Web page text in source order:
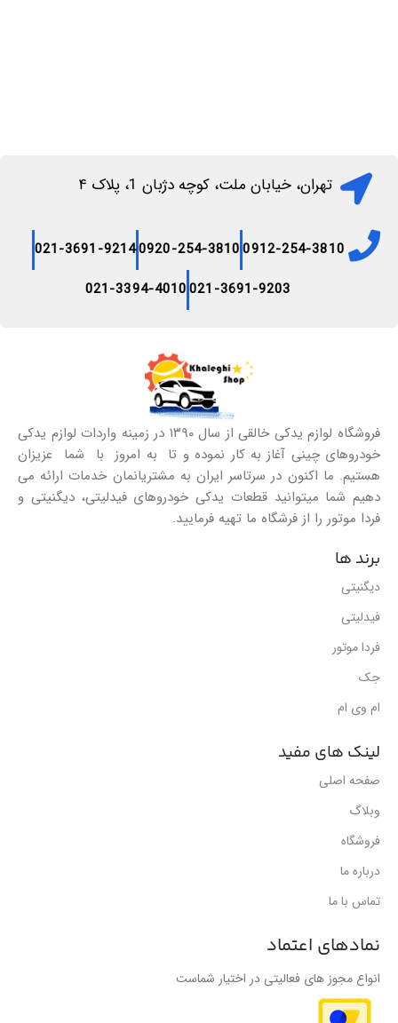
تهران، خیابان ملت، کوچه دژبان 1، پلاک ۴
0912-254-3810
0920-254-3810
021-3691-9214
021-3691-9203
021-3394-4010
فروشگاه لوازم یدکی خالقی از سال ۱۳۹۰ در زمینه واردات لوازم یدکی
خودروهای چینی آغاز به کار نموده و تا به امروز با شما عزیزان
هستیم. ما اکنون در سرتاسر ایران به مشتریانمان خدمات ارائه می
دهیم شما میتوانید قطعات یدکی خودروهای فیدلیتی، دیگنیتی و
فردا موتور را از فرشگاه ما تهیه فرمایید.
برند ها
دیگنیتی
فیدلیتی
فردا موتور
جک
ام وی ام
لینک های مفید
صفحه اصلی
وبلاگ
فروشگاه
درباره ما
تماس با ما
نمادهای اعتماد
انواع مجوز های فعالیتی در اختیار شماست